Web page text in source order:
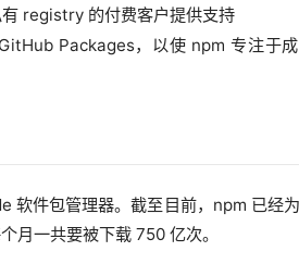
registry 的付费客户提供支持
Packages，以使 npm 专注于
件包管理器。截至目前，npm 已经
月一共要被下载 750 亿次。